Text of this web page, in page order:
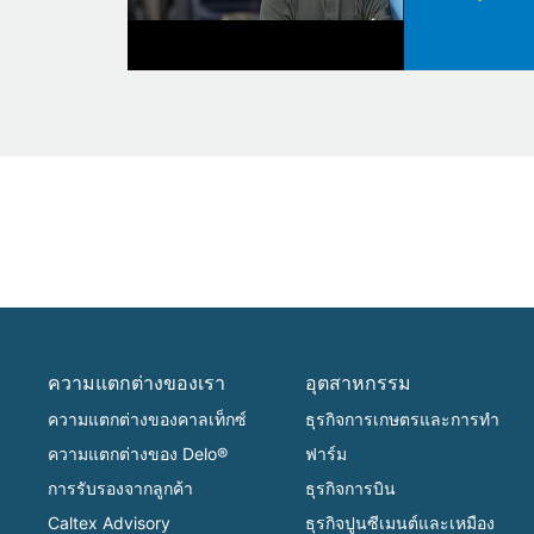
ความแตกต่างของเรา
ความแตกต่างของคาลเท็กซ์
ความแตกต่างของ Delo®
การรับรองจากลูกค้า
Caltex Advisory
อุตสาหกรรม
ธุรกิจการเกษตรและการทำ
ฟาร์ม
ธุรกิจการบิน
ธุรกิจปูนซีเมนต์และเหมือง